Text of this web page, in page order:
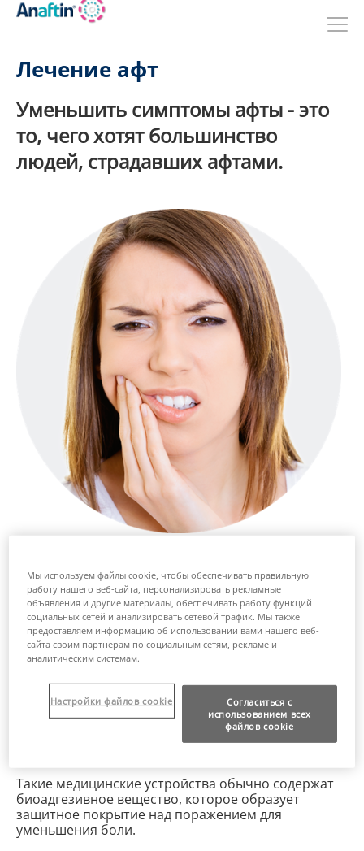
Перейти
Лечение афт
Уменьшить симптомы афты - это
то, чего хотят большинство
людей, страдавших афтами.
влиять на метод терапии. Рекуррентные афты
обрабатывают различными препаратами.
Большинство из них направлены на облегчение
боли, сокращение времени заживления и
профилактику будущих эпизодов. Пациенты часто
сообщают о большой боли, когда клинический
осмотр выявляет лишь незначительную язву
диаметром 1-2 мм.
Медицинские устройства, такие как Анафтин®
являются одним из подходящих вариантов по
Такие медицинские устройства обычно содержат
биоадгезивное вещество, которое образует
защитное покрытие над поражением для
уменьшения боли.
Мы используем файлы cookie, чтобы обеспечивать правильную
работу нашего веб-сайта, персонализировать рекламные
объявления и другие материалы, обеспечивать работу функций
социальных сетей и анализировать сетевой трафик. Мы также
предоставляем информацию об использовании вами нашего веб-
сайта своим партнерам по социальным сетям, рекламе и
аналитическим системам.
Согласиться с
использованием всех
файлов cookie
Настройки файлов cookie